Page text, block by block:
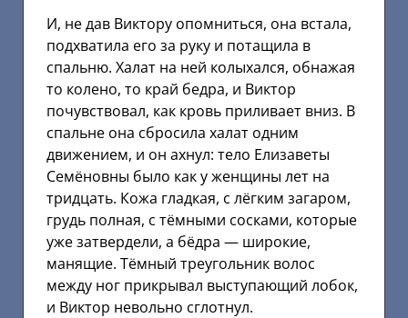
И, не дав Виктору опомниться, она встала,
подхватила его за руку и потащила в
спальню. Халат на ней колыхался, обнажая
то колено, то край бедра, и Виктор
почувствовал, как кровь приливает вниз. В
спальне она сбросила халат одним
движением, и он ахнул: тело Елизаветы
Семёновны было как у женщины лет на
тридцать. Кожа гладкая, с лёгким загаром,
грудь полная, с тёмными сосками, которые
уже затвердели, а бёдра — широкие,
манящие. Тёмный треугольник волос
между ног прикрывал выступающий лобок,
и Виктор невольно сглотнул.